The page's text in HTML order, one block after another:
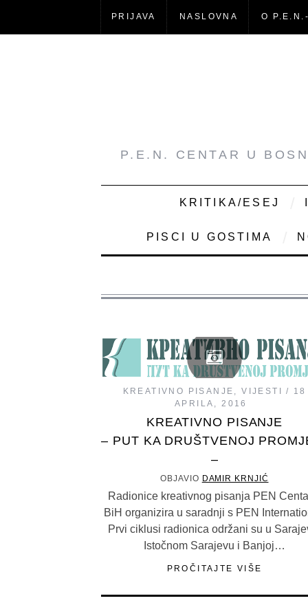
PRIJAVA NASLOVNA O
P.E.N. CENTAR U
KRITIKA/ESEJ
PISCI U GOSTIMA
KREATIVNO PISANJE ,VIJESTI
18
APRILA, 2016
KREATIVNO PISANJE
– PUT KA DRUŠTVENOJ
–
OBJAVIO DAMIR KRNJIĆ
Radionice kreativnog pisanja PEN
BiH organizira u saradnji s PEN
Prvi ciklusi radionica održani su u
Istočnom Sarajevu i Banjoj…
PROČITAJTE VIŠE